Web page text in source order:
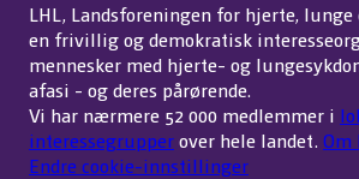
LHL, Landsforeningen for hjerte,
en frivillig og demokratisk
mennesker med hjerte- og
afasi - og deres pårørende.
Vi har nærmere 52 000 medlemmer i
interessegrupperover hele landet. Om
Endre cookie-innstillinger